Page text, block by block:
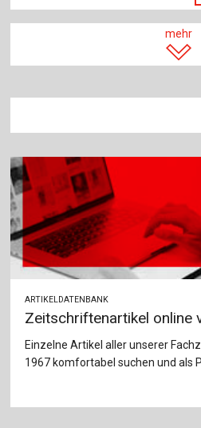
mehr
ARTIKELDATENBANK
Zeitschriftenartikel online
Einzelne Artikel aller unserer
1967 komfortabel suchen und als